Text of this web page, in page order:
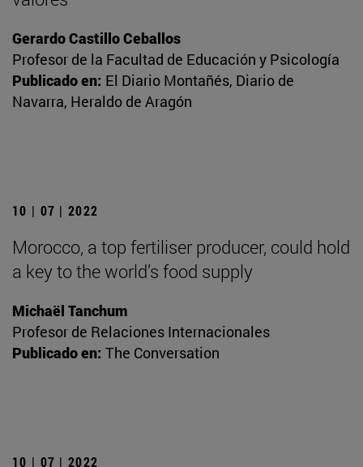
Gerardo Castillo Ceballos
Profesor de la Facultad de Educación y Psicología
Publicado en: El Diario Montañés, Diario de
Navarra, Heraldo de Aragón
10 | 07 | 2022
Morocco, a top fertiliser producer, could hold
a key to the world’s food supply
Michaël Tanchum
Profesor de Relaciones Internacionales
Publicado en: The Conversation
10 | 07 | 2022